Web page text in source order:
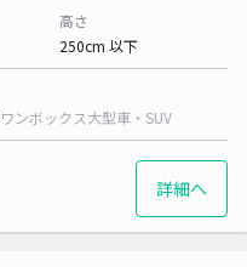
高さ
250cm 以下
ワンボックス大型車・SUV
詳細へ